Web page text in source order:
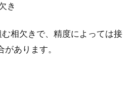
き
相欠きで、精度によっては接
あります。